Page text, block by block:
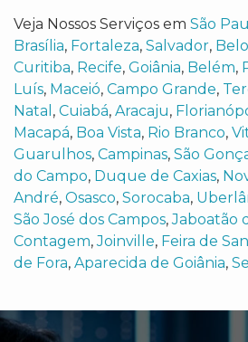
Veja Nossos Serviços em São
Brasília, Fortaleza, Salvador,
Curitiba, Recife, Goiânia, Belém,
Luís, Maceió, Campo Grande,
Natal , Cuiabá, Aracaju,
Macapá, Boa Vista, Rio Branco,
Guarulhos, Campinas, São
do Campo, Duque de Caxias,
André, Osasco, Sorocaba,
São José dos Campos,Jaboatão
Contagem,Joinville, Feira de
de Fora, Aparecida de Goiânia,